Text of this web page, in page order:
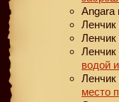
Angara
Ленчик
Ленчик
Ленчик
водой
Ленчик
место